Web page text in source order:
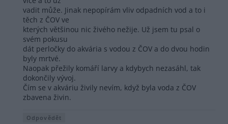
vadit může. Jinak nepopírám vliv odpadních vod a to i
těch z ČOV ve
kterých většinou nic živého nežije. Už jsem tu psal o
svém pokusu
dát perločky do akvária s vodou z ČOV a do dvou hodin
byly mrtvé.
Naopak přežily komáří larvy a kdybych nezasáhl, tak
dokončily vývoj.
Čím se v akváriu živily nevím, když byla voda z ČOV
zbavena živin.
Odpovědět